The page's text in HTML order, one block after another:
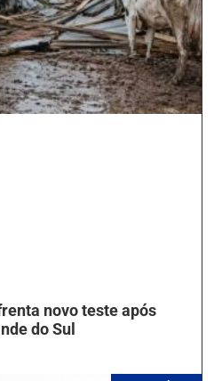
novo teste após
do Sul